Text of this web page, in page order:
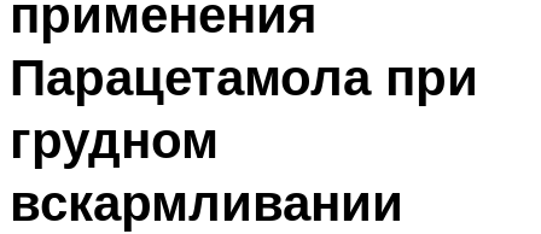
применения
Парацетамола при
грудном
вскармливании